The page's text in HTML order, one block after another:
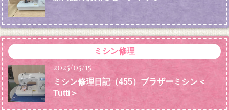
ミシン修理
2025/05/15
ミシン修理日記（455）ブラザーミシン＜
Tutti＞